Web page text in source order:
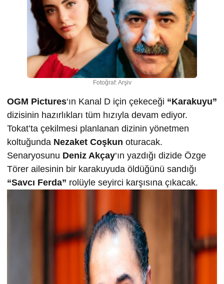
Fotoğraf: Arşiv
OGM Pictures‘ın Kanal D için çekeceği “Karakuyu”
dizisinin hazırlıkları tüm hızıyla devam ediyor.
Tokat’ta çekilmesi planlanan dizinin yönetmen
koltuğunda Nezaket Coşkun oturacak.
Senaryosunu Deniz Akçay‘ın yazdığı dizide Özge
Törer ailesinin bir karakuyuda öldüğünü sandığı
“Savcı Ferda” rolüyle seyirci karşısına çıkacak.